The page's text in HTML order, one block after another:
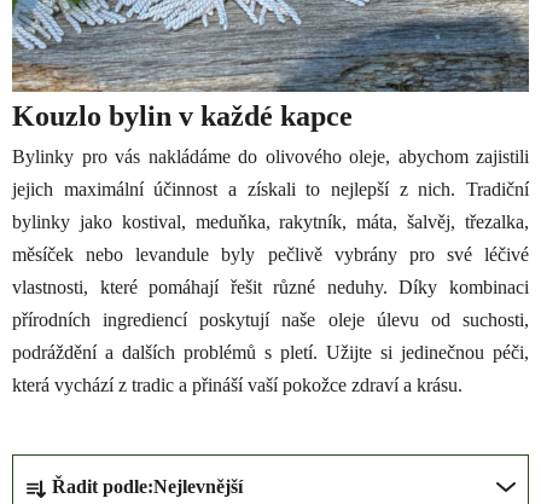
Kouzlo bylin v každé kapce
Bylinky pro vás nakládáme do olivového oleje, abychom zajistili
jejich maximální účinnost a získali to nejlepší z nich. Tradiční
bylinky jako kostival, meduňka, rakytník, máta, šalvěj, třezalka,
měsíček nebo levandule byly pečlivě vybrány pro své léčivé
vlastnosti, které pomáhají řešit různé neduhy. Díky kombinaci
přírodních ingrediencí poskytují naše oleje úlevu od suchosti,
podráždění a dalších problémů s pletí. Užijte si jedinečnou péči,
která vychází z tradic a přináší vaší pokožce zdraví a krásu.
Řadit podle:Nejlevnější